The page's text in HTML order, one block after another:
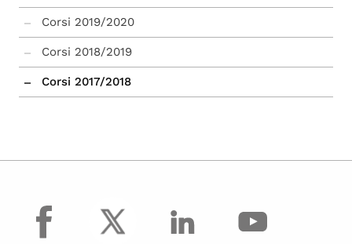
Corsi 2019/2020
Corsi 2018/2019
Corsi 2017/2018
facebook